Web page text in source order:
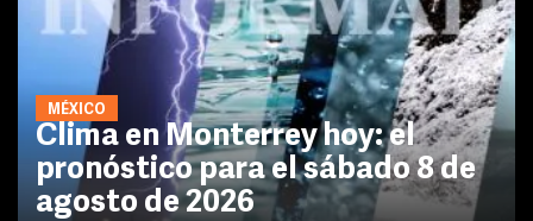
MÉXICO
Clima en Monterrey hoy: el
pronóstico para el sábado 8 de
agosto de 2026